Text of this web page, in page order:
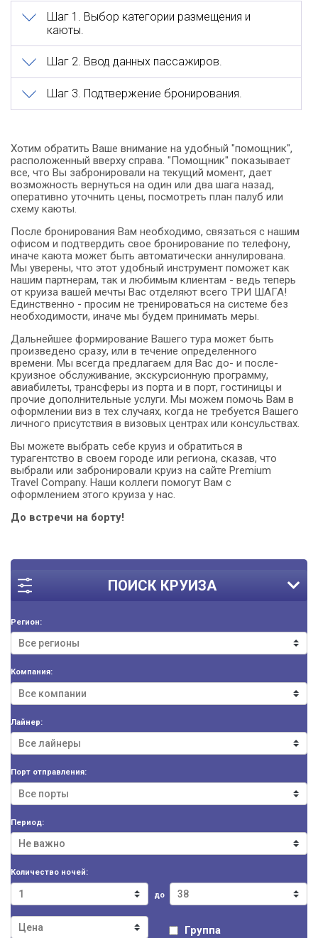
ПОИСК КРУИЗА
Регион:
Компания:
Лайнер:
Порт отправления:
Период:
Количество ночей:
до
Группа
Шаг 1. Выбор категории размещения и
каюты.
Шаг 2. Ввод данных пассажиров.
Шаг 3. Подтвержение бронирования.
Хотим обратить Ваше внимание на удобный "помощник",
расположенный вверху справа. "Помощник" показывает
все, что Вы забронировали на текущий момент, дает
возможность вернуться на один или два шага назад,
оперативно уточнить цены, посмотреть план палуб или
схему каюты.
После бронирования Вам необходимо, связаться с нашим
офисом и подтвердить свое бронирование по телефону,
иначе каюта может быть автоматически аннулирована.
Мы уверены, что этот удобный инструмент поможет как
нашим партнерам, так и любимым клиентам - ведь теперь
от круиза вашей мечты Вас отделяют всего ТРИ ШАГА!
Единственно - просим не тренироваться на системе без
необходимости, иначе мы будем принимать меры.
Дальнейшее формирование Вашего тура может быть
произведено сразу, или в течение определенного
времени. Мы всегда предлагаем для Вас до- и после-
круизное обслуживание, экскурсионную программу,
авиабилеты, трансферы из порта и в порт, гостиницы и
прочие дополнительные услуги. Мы можем помочь Вам в
оформлении виз в тех случаях, когда не требуется Вашего
личного присутствия в визовых центрах или консульствах.
Вы можете выбрать себе круиз и обратиться в
турагентство в своем городе или региона, сказав, что
выбрали или забронировали круиз на сайте Premium
Travel Company. Наши коллеги помогут Вам с
оформлением этого круиза у нас.
До встречи на борту!